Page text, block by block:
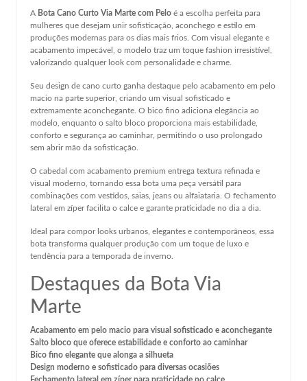
A Bota Cano Curto Via Marte com Pelo é a escolha perfeita para
mulheres que desejam unir sofisticação, aconchego e estilo em
produções modernas para os dias mais frios. Com visual elegante e
acabamento impecável, o modelo traz um toque fashion irresistível,
valorizando qualquer look com personalidade e charme.
Seu design de cano curto ganha destaque pelo acabamento em pelo
macio na parte superior, criando um visual sofisticado e
extremamente aconchegante. O bico fino adiciona elegância ao
modelo, enquanto o salto bloco proporciona mais estabilidade,
conforto e segurança ao caminhar, permitindo o uso prolongado
sem abrir mão da sofisticação.
O cabedal com acabamento premium entrega textura refinada e
visual moderno, tornando essa bota uma peça versátil para
combinações com vestidos, saias, jeans ou alfaiataria. O fechamento
lateral em zíper facilita o calce e garante praticidade no dia a dia.
Ideal para compor looks urbanos, elegantes e contemporâneos, essa
bota transforma qualquer produção com um toque de luxo e
tendência para a temporada de inverno.
Destaques da Bota Via
Marte
Acabamento em pelo macio para visual sofisticado e aconchegante
Salto bloco que oferece estabilidade e conforto ao caminhar
Bico fino elegante que alonga a silhueta
Design moderno e sofisticado para diversas ocasiões